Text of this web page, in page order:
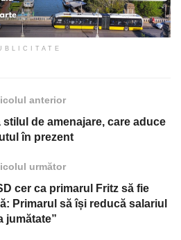
anterior
de amenajare, care aduce
în prezent
următor
cer ca primarul Fritz să fie
Primarul să își reducă salariul
jumătate”